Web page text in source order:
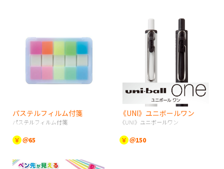
パステルフィルム付箋
パステルフィルム付箋
￥ ＠65
《UNI》ユニボールワン
《UNI》ユニボールワン
￥ ＠150